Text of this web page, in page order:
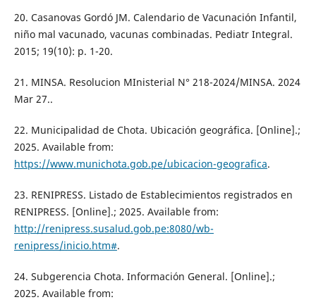
20. Casanovas Gordó JM. Calendario de Vacunación Infantil,
niño mal vacunado, vacunas combinadas. Pediatr Integral.
2015; 19(10): p. 1-20.
21. MINSA. Resolucion MInisterial N° 218-2024/MINSA. 2024
Mar 27..
22. Municipalidad de Chota. Ubicación geográfica. [Online].;
2025. Available from:
https://www.munichota.gob.pe/ubicacion-geografica.
23. RENIPRESS. Listado de Establecimientos registrados en
RENIPRESS. [Online].; 2025. Available from:
http://renipress.susalud.gob.pe:8080/wb-
renipress/inicio.htm#.
24. Subgerencia Chota. Información General. [Online].;
2025. Available from: